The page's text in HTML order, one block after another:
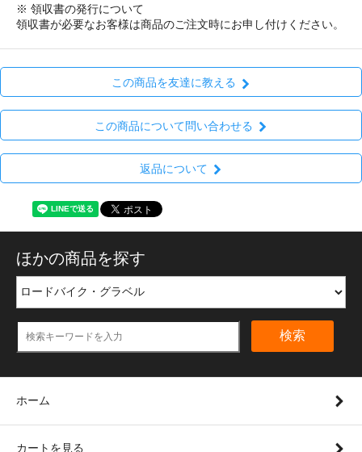
※ 領収書の発行について
領収書が必要なお客様は商品のご注文時にお申し付けください。
この商品を友達に教える
この商品について問い合わせる
返品について
ほかの商品を探す
検索
ホーム
カートを見る